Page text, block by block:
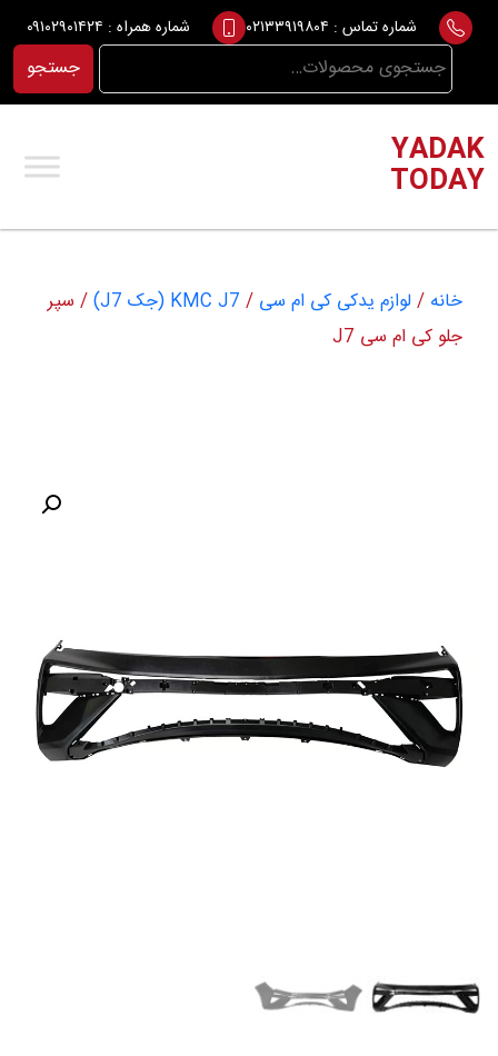
Skip
content
شماره تماس : ۰۲۱۳۳۹۱۹۸۰۴ شماره همراه : ۰۹۱۰۲۹۰۱۴۲۴
جستجو
برای:
جستجو
YADAK
TODAY
خانه / لوازم یدکی کی ام سی / KMC J7 (جک J7)
/ سپر
جلو کی ام سی J7